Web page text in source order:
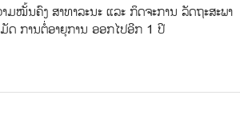
ມໝັ້ນຄົງ ສາທາລະນະ ແລະ ກິດຈະການ ລັດຖະສະພາ
ມັດ ການຕໍ່ອາຍຸການ ອອກໄປອີກ 1 ປີ